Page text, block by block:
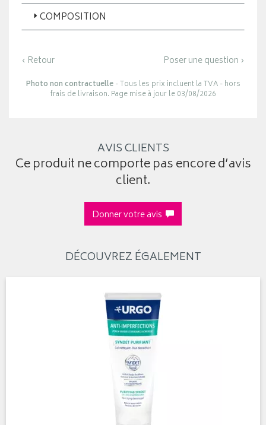
COMPOSITION
‹ Retour Poser une question ›
Photo non contractuelle- Tous les prix incluent la TVA - hors
frais de livraison. Page mise à jour le 03/08/2026
AVIS CLIENTS
Ce produit ne comporte pas encore d’avis
client.
Donner votre avis
DÉCOUVREZ ÉGALEMENT